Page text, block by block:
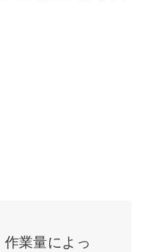
業量によっ